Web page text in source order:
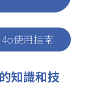
4o使用指南
知識和技